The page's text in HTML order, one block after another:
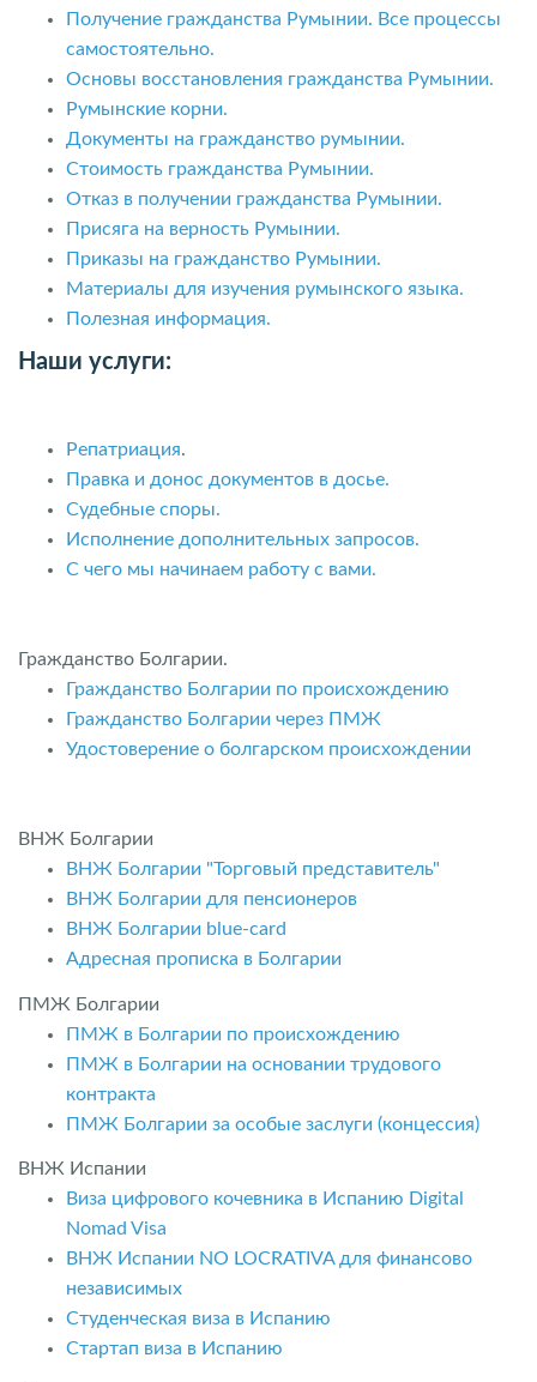
Получение гражданства Румынии. Все процессы
самостоятельно.
Основы восстановления гражданства Румынии.
Румынские корни.
Документы на гражданство румынии.
Стоимость гражданства Румынии.
Отказ в получении гражданства Румынии.
Присяга на верность Румынии.
Приказы на гражданство Румынии.
Материалы для изучения румынского языка.
Полезная информация.
Наши услуги:
Репатриация.
Правка и донос документов в досье.
Судебные споры.
Исполнение дополнительных запросов.
С чего мы начинаем работу с вами.
Гражданство Болгарии.
Гражданство Болгарии по происхождению
Гражданство Болгарии через ПМЖ
Удостоверение о болгарском происхождении
ВНЖ Болгарии
ВНЖ Болгарии "Торговый представитель"
ВНЖ Болгарии для пенсионеров
ВНЖ Болгарии blue-card
Адресная прописка в Болгарии
ПМЖ Болгарии
ПМЖ в Болгарии по происхождению
ПМЖ в Болгарии на основании трудового
контракта
ПМЖ Болгарии за особые заслуги (концессия)
ВНЖ Испании
Виза цифрового кочевника в Испанию Digital
Nomad Visa
ВНЖ Испании NO LOCRATIVA для финансово
независимых
Студенческая виза в Испанию
Стартап виза в Испанию